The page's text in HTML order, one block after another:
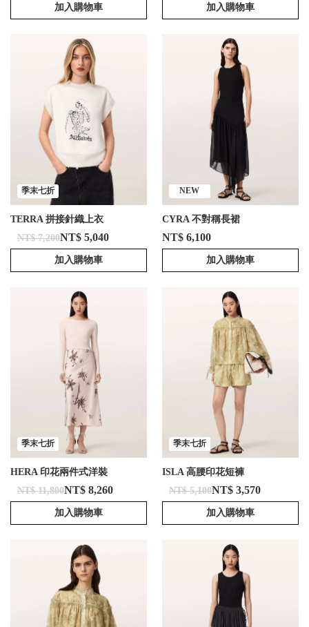
加入購物車 加入購物車
季末七折
TERRA 拼接針織上衣
NT$ 7,200NT$ 5,040
加入購物車
NEW
CYRA 不對稱長裙
NT$ 6,100
加入購物車
季末七折
HERA 印花兩件式洋裝
NT$ 11,800NT$ 8,260
加入購物車
季末七折
ISLA 高腰印花短褲
NT$ 5,100NT$ 3,570
加入購物車